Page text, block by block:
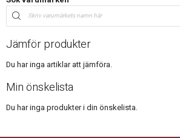
Jämför produkter
Du har inga artiklar att jämföra.
Min önskelista
Du har inga produkter i din önskelista.